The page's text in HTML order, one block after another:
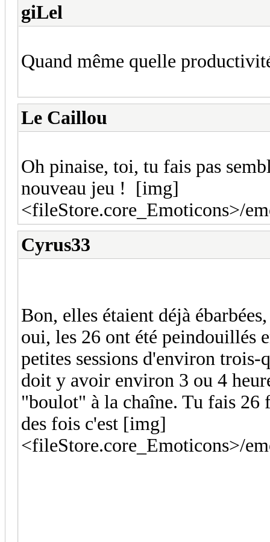
giLel
Quand même quelle
Le Caillou
Oh pinaise, toi, tu fais pas
nouveau jeu ! [img]
<fileStore.core_Emoticons>/
Cyrus33
Bon, elles étaient déjà
oui, les 26 ont été peindouillés
petites sessions d'environ
doit y avoir environ 3 ou 4
"boulot" à la chaîne. Tu fais 26
des fois c'est [img]
<fileStore.core_Emoticons>/